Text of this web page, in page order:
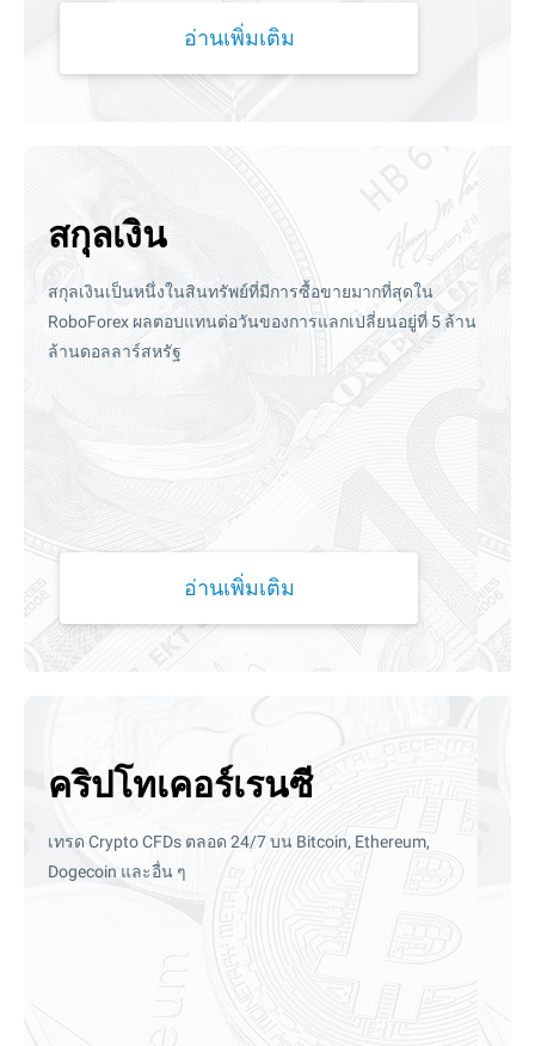
อ่านเพิ่มเติม
สกุลเงิน
สกุลเงินเป็นหนึ่งในสินทรัพย์ที่มีการซื้อขายมากที่สุดใน
RoboForex ผลตอบแทนต่อวันของการแลกเปลี่ยนอยู่ที่ 5 ล้าน
ล้านดอลลาร์สหรัฐ
อ่านเพิ่มเติม
คริปโทเคอร์เรนซี
เทรด Crypto CFDs ตลอด 24/7 บน Bitcoin, Ethereum,
Dogecoin และอื่น ๆ